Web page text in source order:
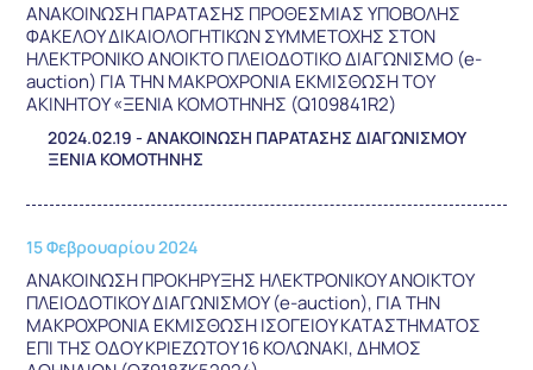
ΑΝΑΚΟΙΝΩΣΗ ΠΑΡΑΤΑΣΗΣ ΠΡΟΘΕΣΜΙΑΣ ΥΠΟΒΟΛΗΣ
ΦΑΚΕΛΟΥ ΔΙΚΑΙΟΛΟΓΗΤΙΚΩΝ ΣΥΜΜΕΤΟΧΗΣ ΣΤΟΝ
ΗΛΕΚΤΡΟΝΙΚΟ ΑΝΟΙΚΤΟ ΠΛΕΙΟΔΟΤΙΚΟ ΔΙΑΓΩΝΙΣΜΟ (e-
auction) ΓΙΑ ΤΗΝ ΜΑΚΡΟΧΡΟΝΙΑ ΕΚΜΙΣΘΩΣΗ ΤΟΥ
ΑΚΙΝΗΤΟΥ «ΞΕΝΙΑ ΚΟΜΟΤΗΝΗΣ (Q109841R2)
2024.02.19 - ΑΝΑΚΟΙΝΩΣΗ ΠΑΡΑΤΑΣΗΣ ΔΙΑΓΩΝΙΣΜΟΥ
ΞΕΝΙΑ ΚΟΜΟΤΗΝΗΣ
15 Φεβρουαρίου 2024
ΑΝΑΚΟΙΝΩΣΗ ΠΡΟΚΗΡΥΞΗΣ ΗΛΕΚΤΡΟΝΙΚΟΥ ΑΝΟΙΚΤΟΥ
ΠΛΕΙΟΔΟΤΙΚΟΥ ΔΙΑΓΩΝΙΣΜΟΥ (e-auction), ΓΙΑ ΤΗΝ
ΜΑΚΡΟΧΡΟΝΙΑ ΕΚΜΙΣΘΩΣΗ ΙΣΟΓΕΙΟΥ ΚΑΤΑΣΤΗΜΑΤΟΣ
ΕΠΙ ΤΗΣ ΟΔΟΥ ΚΡΙΕΖΩΤΟΥ 16 ΚΟΛΩΝΑΚΙ, ΔΗΜΟΣ